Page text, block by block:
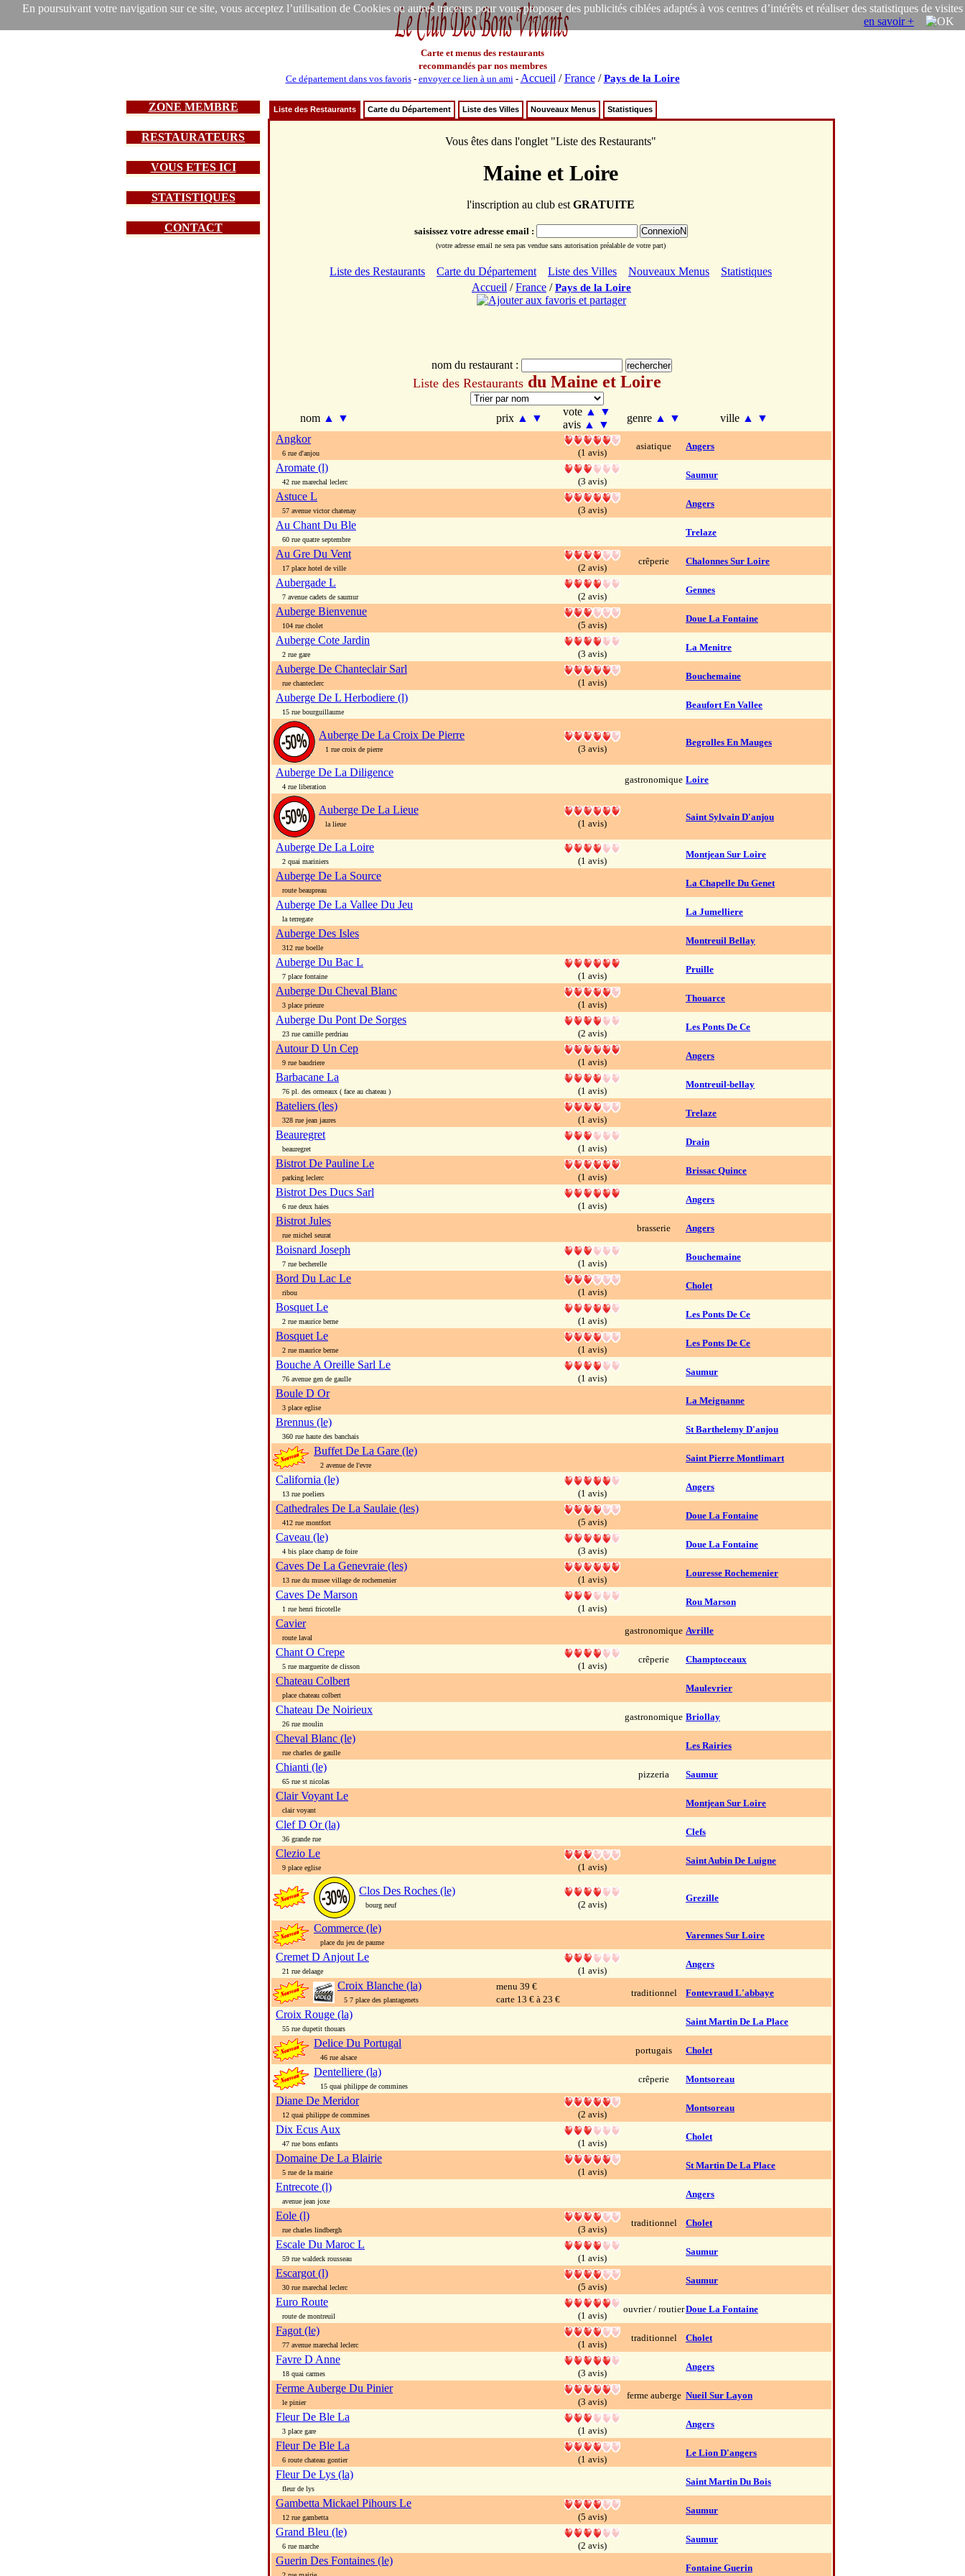
En poursuivant votre navigation sur ce site, vous acceptez l’utilisation de Cookies ou autres traceurs pour vous proposer des publicités ciblées adaptés à vos centres d’intérêts et réaliser des statistiques de visites
en savoir +
Carte et menus des restaurants
recommandés par nos membres
Ce département dans vos favoris- envoyer ce lien à un ami- Accueil /France/Pays de la Loire
ZONE MEMBRE
RESTAURATEURS
VOUS ETES ICI
STATISTIQUES
CONTACT
Liste des Restaurants Carte du Département Liste des Villes Nouveaux Menus Statistiques
Vous êtes dans l'onglet "Liste des Restaurants"
Maine et Loire
l'inscription au club est GRATUITE
saisissez votre adresse email :
(votre adresse email ne sera pas vendue sans autorisation préalable de votre part)
Liste des Restaurants Carte du Département Liste des Villes Nouveaux Menus
Statistiques
Accueil /France /Pays de la Loire
nom du restaurant :
Liste des Restaurants du Maine et Loire
nom ▲ ▼ prix ▲ ▼
vote ▲
▼
avis ▲ ▼
genre ▲ ▼ ville ▲
▼
Angkor
6 rue d'anjou (1 avis)
asiatique Angers
Aromate (l)
42 rue marechal leclerc (3 avis)
Saumur
Astuce L
57 avenue victor chatenay (3 avis)
Angers
Au Chant Du Ble
60 rue quatre septembre
Trelaze
Au Gre Du Vent
17 place hotel de ville (2 avis)
crêperie Chalonnes Sur Loire
Aubergade L
7 avenue cadets de saumur (2 avis)
Gennes
Auberge Bienvenue
104 rue cholet (5 avis)
Doue La Fontaine
Auberge Cote Jardin
2 rue gare (3 avis)
La Menitre
Auberge De Chanteclair Sarl
rue chanteclerc (1 avis)
Bouchemaine
Auberge De L Herbodiere (l)
15 rue bourguillaume
Beaufort En Vallee
Auberge De La Croix De Pierre
1 rue croix de pierre (3 avis)
Begrolles En Mauges
Auberge De La Diligence
4 rue liberation
gastronomique Loire
Auberge De La Lieue
la lieue (1 avis)
Saint Sylvain D'anjou
Auberge De La Loire
2 quai mariniers (1 avis)
Montjean Sur Loire
Auberge De La Source
route beaupreau
La Chapelle Du Genet
Auberge De La Vallee Du Jeu
la terregate
La Jumelliere
Auberge Des Isles
312 rue boelle
Montreuil Bellay
Auberge Du Bac L
7 place fontaine (1 avis)
Pruille
Auberge Du Cheval Blanc
3 place prieure (1 avis)
Thouarce
Auberge Du Pont De Sorges
23 rue camille perdriau (2 avis)
Les Ponts De Ce
Autour D Un Cep
9 rue baudriere (1 avis)
Angers
Barbacane La
76 pl. des ormeaux ( face au chateau ) (1 avis)
Montreuil-bellay
Bateliers (les)
328 rue jean jaures (1 avis)
Trelaze
Beauregret
beauregret (1 avis)
Drain
Bistrot De Pauline Le
parking leclerc (1 avis)
Brissac Quince
Bistrot Des Ducs Sarl
6 rue deux haies (1 avis)
Angers
Bistrot Jules
rue michel seurat
brasserie Angers
Boisnard Joseph
7 rue becherelle (1 avis)
Bouchemaine
Bord Du Lac Le
ribou (1 avis)
Cholet
Bosquet Le
2 rue maurice berne (1 avis)
Les Ponts De Ce
Bosquet Le
2 rue maurice berne (1 avis)
Les Ponts De Ce
Bouche A Oreille Sarl Le
76 avenue gen de gaulle (1 avis)
Saumur
Boule D Or
3 place eglise
La Meignanne
Brennus (le)
360 rue haute des banchais
St Barthelemy D'anjou
Buffet De La Gare (le)
2 avenue de l'evre
Saint Pierre Montlimart
California (le)
13 rue poeliers (1 avis)
Angers
Cathedrales De La Saulaie (les)
412 rue montfort (5 avis)
Doue La Fontaine
Caveau (le)
4 bis place champ de foire (3 avis)
Doue La Fontaine
Caves De La Genevraie (les)
13 rue du musee village de rochemenier (1 avis)
Louresse Rochemenier
Caves De Marson
1 rue henri fricotelle (1 avis)
Rou Marson
Cavier
route laval
gastronomique Avrille
Chant O Crepe
5 rue marguerite de clisson (1 avis)
crêperie Champtoceaux
Chateau Colbert
place chateau colbert
Maulevrier
Chateau De Noirieux
26 rue moulin
gastronomique Briollay
Cheval Blanc (le)
rue charles de gaulle
Les Rairies
Chianti (le)
65 rue st nicolas
pizzeria Saumur
Clair Voyant Le
clair voyant
Montjean Sur Loire
Clef D Or (la)
36 grande rue
Clefs
Clezio Le
9 place eglise (1 avis)
Saint Aubin De Luigne
Clos Des Roches (le)
bourg neuf (2 avis)
Grezille
Commerce (le)
place du jeu de paume
Varennes Sur Loire
Cremet D Anjout Le
21 rue delaage (1 avis)
Angers
Croix Blanche (la)
5 7 place des plantagenets
menu 39 €
carte 13 € à 23 €
traditionnel Fontevraud L'abbaye
Croix Rouge (la)
55 rue dupetit thouars
Saint Martin De La Place
Delice Du Portugal
46 rue alsace
portugais Cholet
Dentelliere (la)
15 quai philippe de commines
crêperie Montsoreau
Diane De Meridor
12 quai philippe de commines (2 avis)
Montsoreau
Dix Ecus Aux
47 rue bons enfants (1 avis)
Cholet
Domaine De La Blairie
5 rue de la mairie (1 avis)
St Martin De La Place
Entrecote (l)
avenue jean joxe
Angers
Eole (l)
rue charles lindbergh (3 avis)
traditionnel Cholet
Escale Du Maroc L
59 rue waldeck rousseau (1 avis)
Saumur
Escargot (l)
30 rue marechal leclerc (5 avis)
Saumur
Euro Route
route de montreuil (1 avis)
ouvrier / routierDoue La Fontaine
Fagot (le)
77 avenue marechal leclerc (1 avis)
traditionnel Cholet
Favre D Anne
18 quai carmes (3 avis)
Angers
Ferme Auberge Du Pinier
le pinier (3 avis)
ferme auberge Nueil Sur Layon
Fleur De Ble La
3 place gare (1 avis)
Angers
Fleur De Ble La
6 route chateau gontier (1 avis)
Le Lion D'angers
Fleur De Lys (la)
fleur de lys
Saint Martin Du Bois
Gambetta Mickael Pihours Le
12 rue gambetta (5 avis)
Saumur
Grand Bleu (le)
6 rue marche (2 avis)
Saumur
Guerin Des Fontaines (le)
Fontaine Guerin